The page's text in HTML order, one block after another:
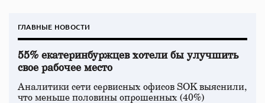
ГЛАВНЫЕ НОВОСТИ
55% екатеринбуржцев хотели бы улучшить
свое рабочее место
Аналитики сети сервисных офисов SOK выяснили,
что меньше половины опрошенных (40%)